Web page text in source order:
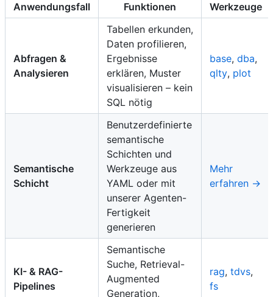
Anwendungsfall Funktionen Werkzeuge
Abfragen &
Analysieren
Tabellen erkunden,
Daten profilieren,
Ergebnisse
erklären, Muster
visualisieren – kein
SQL nötig
base, dba,
qlty, plot
Semantische
Schicht
Benutzerdefinierte
semantische
Schichten und
Werkzeuge aus
YAML oder mit
unserer Agenten-
Fertigkeit
generieren
Mehr
erfahren →
KI- & RAG-
Pipelines
Semantische
Suche, Retrieval-
Augmented
Generation,
rag, tdvs,
fs